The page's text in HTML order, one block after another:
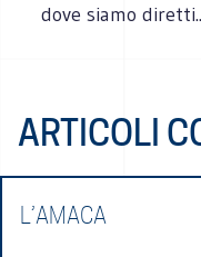
dove siamo
ARTICOLI
L’AMACA